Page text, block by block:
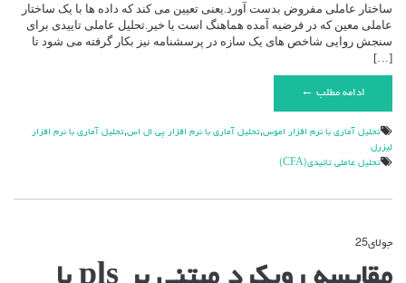
ساختار عاملی مفروض بدست آورد.یعنی تعیین می کند که داده ها با یک ساختار
عاملی معین که در فرضیه آمده هماهنگ است یا خیر.تحلیل عاملی تاییدی برای
سنجش روایی شاخص های یک سازه در پرسشنامه نیز بکار گرفته می شود تا
[…]
ادامه مطلب ←
تحليل آماري با نرم افزار اموس,تحليل آماري با نرم افزار پي ال اس,تحليل آماري با نرم افزار
ليزرل
تحليل عاملي تائيدي(CFA)
جولای25
مقایسه